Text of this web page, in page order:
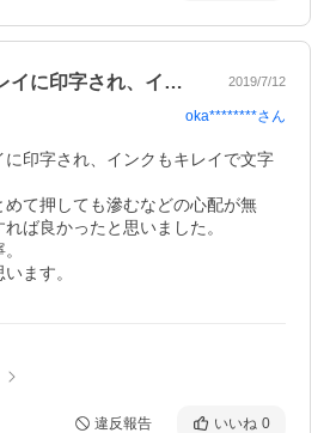
簡単ひと押し。キレイに印字され、インク… 2019/7/12
oka********さん
印字され、インクもキレイで文字
て押しても滲むなどの心配が無
ば良かったと思いました。
ます。
違反報告 いいね 0